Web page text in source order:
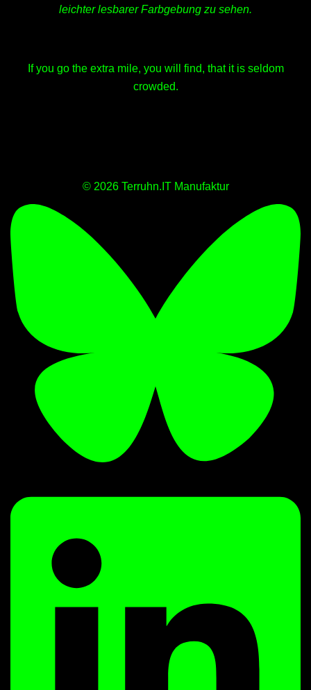
leichter lesbarer Farbgebung zu sehen.
If you go the extra mile, you will find, that it is seldom
crowded.
© 2026 Terruhn.IT Manufaktur